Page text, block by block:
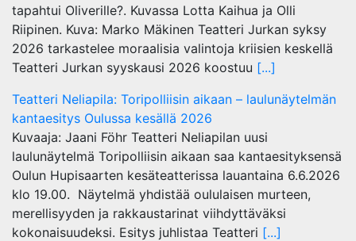
tapahtui Oliverille?. Kuvassa Lotta Kaihua ja Olli
Riipinen. Kuva: Marko Mäkinen Teatteri Jurkan syksy
2026 tarkastelee moraalisia valintoja kriisien keskellä
Teatteri Jurkan syyskausi 2026 koostuu [...]
Teatteri Neliapila: Toripolliisin aikaan – laulunäytelmän
kantaesitys Oulussa kesällä 2026
Kuvaaja: Jaani Föhr Teatteri Neliapilan uusi
laulunäytelmä Toripolliisin aikaan saa kantaesityksensä
Oulun Hupisaarten kesäteatterissa lauantaina 6.6.2026
klo 19.00. Näytelmä yhdistää oululaisen murteen,
merellisyyden ja rakkaustarinat viihdyttäväksi
kokonaisuudeksi. Esitys juhlistaa Teatteri [...]